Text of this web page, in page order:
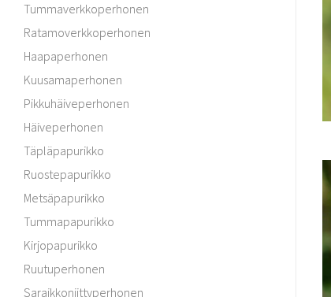
Tummaverkkoperhonen
Ratamoverkkoperhonen
Haapaperhonen
Kuusamaperhonen
Pikkuhäiveperhonen
Häiveperhonen
Täpläpapurikko
Ruostepapurikko
Metsäpapurikko
Tummapapurikko
Kirjopapurikko
Ruutuperhonen
Saraikkoniittyperhonen